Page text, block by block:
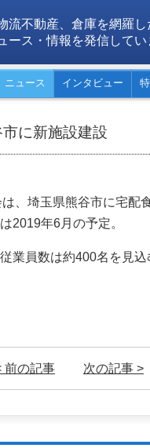
流不動産、倉庫を網羅し
ース・情報を発信してい
ニュース インタビュー
に新施設建設
、埼玉県熊谷市に宅配
2019年6月の予定。
業員数は約400名を見込
前の記事 次の記事 >